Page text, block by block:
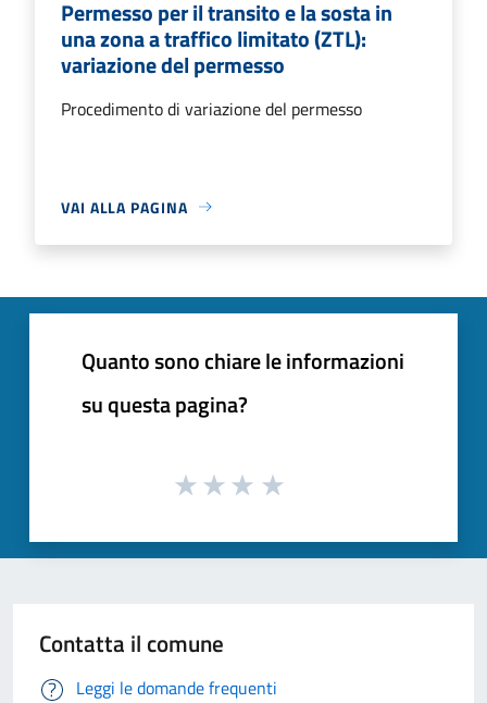
Permesso per il transito e la sosta in
una zona a traffico limitato (ZTL):
variazione del permesso
Procedimento di variazione del permesso
VAI ALLA PAGINA
Quanto sono chiare le informazioni
su questa pagina?
Contatta il comune
Leggi le domande frequenti